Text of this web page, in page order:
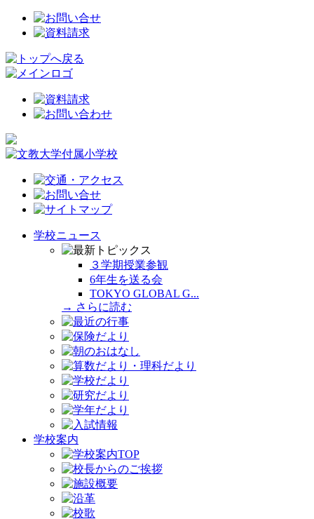
学校ニュース
３学期授業参観
6年生を送る会
TOKYO GLOBAL G...
→ さらに読む
学校案内